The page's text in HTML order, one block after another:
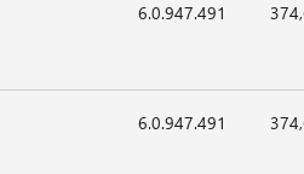
6.0.947.491
6.0.947.491